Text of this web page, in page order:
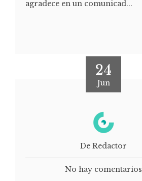
agradece en un comunicad...
24
Jun
De Redactor
No hay comentarios